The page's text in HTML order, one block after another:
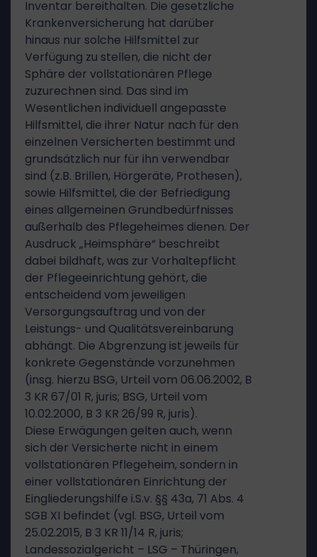
Inventar bereithalten. Die gesetzliche
Krankenversicherung hat darüber
hinaus nur solche Hilfsmittel zur
Verfügung zu stellen, die nicht der
Sphäre der vollstationären Pflege
zuzurechnen sind. Das sind im
Wesentlichen individuell angepasste
Hilfsmittel, die ihrer Natur nach für den
einzelnen Versicherten bestimmt und
grundsätzlich nur für ihn verwendbar
sind (z.B. Brillen, Hörgeräte, Prothesen),
sowie Hilfsmittel, die der Befriedigung
eines allgemeinen Grundbedürfnisses
außerhalb des Pflegeheimes dienen. Der
Ausdruck „Heimsphäre“ beschreibt
dabei bildhaft, was zur Vorhaltepflicht
der Pflegeeinrichtung gehört, die
entscheidend vom jeweiligen
Versorgungsauftrag und von der
Leistungs- und Qualitätsvereinbarung
abhängt. Die Abgrenzung ist jeweils für
konkrete Gegenstände vorzunehmen
(insg. hierzu BSG, Urteil vom 06.06.2002, B
3 KR 67/01 R, juris; BSG, Urteil vom
10.02.2000, B 3 KR 26/99 R, juris).
Diese Erwägungen gelten auch, wenn
sich der Versicherte nicht in einem
vollstationären Pflegeheim, sondern in
einer vollstationären Einrichtung der
Eingliederungshilfe i.S.v. §§ 43a, 71 Abs. 4
SGB XI befindet (vgl. BSG, Urteil vom
25.02.2015, B 3 KR 11/14 R, juris;
Landessozialgericht – LSG – Thüringen,